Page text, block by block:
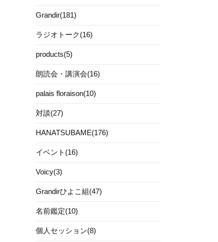
Grandir(181)
ラジオトーク(16)
products(5)
朗読会・講演会(16)
palais floraison(10)
対談(27)
HANATSUBAME(176)
イベント(16)
Voicy(3)
Grandirひよこ組(47)
名前鑑定(10)
個人セッション(8)